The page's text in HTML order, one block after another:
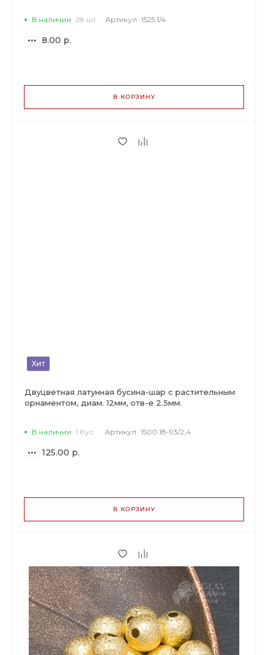
В наличии 28 шт Артикул 1525.1/4
8.00 р.
6.08 р.
8.00 р.
В КОРЗИНУ
Хит
Двуцветная латунная бусина-шар с растительным
орнаментом, диам. 12мм, отв-е 2.5мм.
В наличии 1 бус. Артикул 1500.18-93/2,4
125.00 р.
96.25 р.
125.00 р.
В КОРЗИНУ